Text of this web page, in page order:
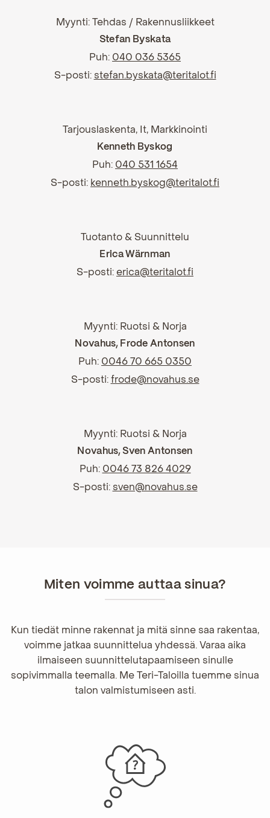
Myynti: Tehdas / Rakennusliikkeet
Stefan Byskata
Puh: 040 036 5365
S-posti: stefan.byskata@teritalot.fi
Tarjouslaskenta, It, Markkinointi
Kenneth Byskog
Puh: 040 531 1654
S-posti: kenneth.byskog@teritalot.fi
Tuotanto & Suunnittelu
Erica Wärnman
S-posti:erica@teritalot.fi
Myynti: Ruotsi & Norja
Novahus, Frode Antonsen
Puh: 0046 70 665 0350
S-posti:frode@novahus.se
Myynti: Ruotsi & Norja
Novahus, Sven Antonsen
Puh: 0046 73 826 4029
S-posti: sven@novahus.se
Miten voimme auttaa sinua?
Kun tiedät minne rakennat ja mitä sinne saa rakentaa,
voimme jatkaa suunnittelua yhdessä. Varaa aika
ilmaiseen suunnittelutapaamiseen sinulle
sopivimmalla teemalla. Me Teri-Taloilla tuemme sinua
talon valmistumiseen asti.